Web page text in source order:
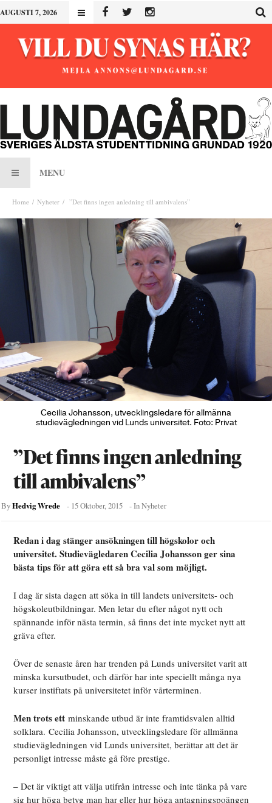
AUGUSTI 7, 2026
MENU
Home Nyheter ”Det finns ingen anledning till ambivalens”
Cecilia Johansson, utvecklingsledare för allmänna
studievägledningen vid Lunds universitet. Foto: Privat
”Det finns ingen anledning
till ambivalens”
ByHedvig Wrede - 15 Oktober, 2015 - InNyheter
Redan i dag stänger ansökningen till högskolor och
universitet. Studievägledaren Cecilia Johansson ger sina
bästa tips för att göra ett så bra val som möjligt.
I dag är sista dagen att söka in till landets universitets- och
högskoleutbildningar. Men letar du efter något nytt och
spännande inför nästa termin, så finns det inte mycket nytt att
gräva efter.
Över de senaste åren har trenden på Lunds universitet varit att
minska kursutbudet, och därför har inte speciellt många nya
kurser instiftats på universitetet inför vårterminen.
Men trots ettminskande utbud är inte framtidsvalen alltid
solklara. Cecilia Johansson, utvecklingsledare för allmänna
studievägledningen vid Lunds universitet, berättar att det är
personligt intresse måste gå före prestige.
– Det är viktigt att välja utifrån intresse och inte tänka på vare
sig hur höga betyg man har eller hur höga antagningspoängen